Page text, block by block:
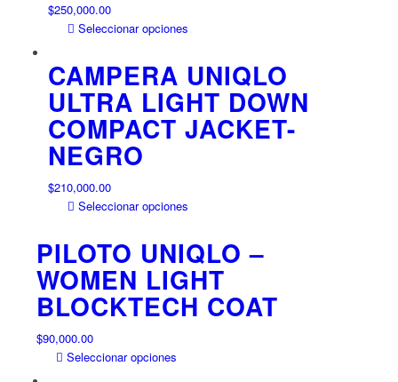
página
de
producto
$250,000.00
Seleccionar opciones
tiene
múltiples
variantes.
Las
opciones
página
de
producto
CAMPERA UNIQLO
ULTRA LIGHT DOWN
COMPACT JACKET-
NEGRO
$210,000.00
Seleccionar opciones
tiene
múltiples
variantes.
Las
opciones
PILOTO UNIQLO –
WOMEN LIGHT
BLOCKTECH COAT
$90,000.00
Seleccionar opciones